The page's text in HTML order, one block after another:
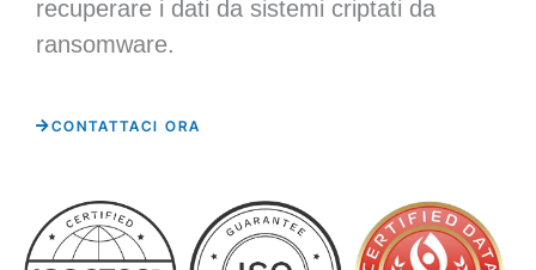
recuperare i dati da sistemi criptati da
ransomware.
CONTATTACI ORA